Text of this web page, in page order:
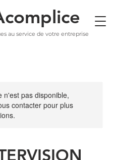
au service de votre entreprise
n'est pas disponible,
contacter pour plus